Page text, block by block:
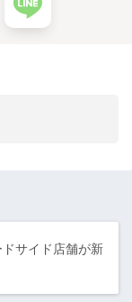
サイド店舗が新